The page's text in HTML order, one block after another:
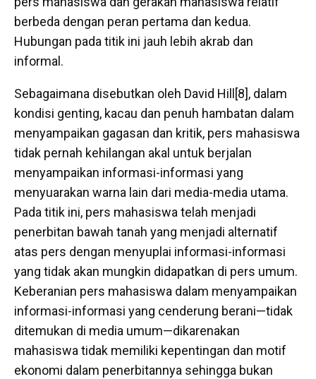
berbeda dengan peran pertama dan kedua.
Hubungan pada titik ini jauh lebih akrab dan
informal.
Sebagaimana disebutkan oleh David Hill[8], dalam
kondisi genting, kacau dan penuh hambatan dalam
menyampaikan gagasan dan kritik, pers mahasiswa
tidak pernah kehilangan akal untuk berjalan
menyampaikan informasi-informasi yang
menyuarakan warna lain dari media-media utama.
Pada titik ini, pers mahasiswa telah menjadi
penerbitan bawah tanah yang menjadi alternatif
atas pers dengan menyuplai informasi-informasi
yang tidak akan mungkin didapatkan di pers umum.
Keberanian pers mahasiswa dalam menyampaikan
informasi-informasi yang cenderung berani—tidak
ditemukan di media umum—dikarenakan
mahasiswa tidak memiliki kepentingan dan motif
ekonomi dalam penerbitannya sehingga bukan